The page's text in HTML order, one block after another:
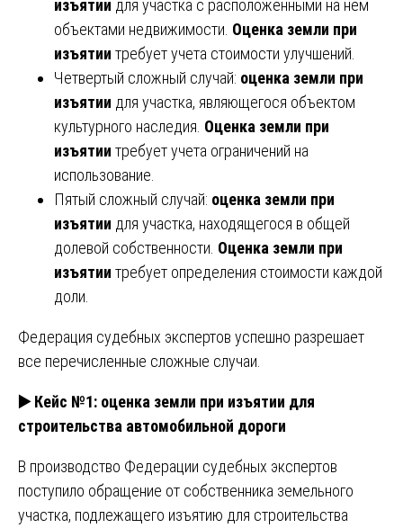
изъятии для участка с расположенными на нем
объектами недвижимости. Оценка земли при
изъятии требует учета стоимости улучшений.
Четвертый сложный случай: оценка земли при
изъятии для участка, являющегося объектом
культурного наследия. Оценка земли при
изъятии требует учета ограничений на
использование.
Пятый сложный случай: оценка земли при
изъятии для участка, находящегося в общей
долевой собственности. Оценка земли при
изъятии требует определения стоимости каждой
доли.
Федерация судебных экспертов успешно разрешает
все перечисленные сложные случаи.
▶️ Кейс №1: оценка земли при изъятии для
строительства автомобильной дороги
В производство Федерации судебных экспертов
поступило обращение от собственника земельного
участка, подлежащего изъятию для строительства